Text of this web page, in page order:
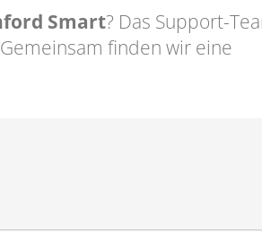
Smart? Das Support-
finden wir eine